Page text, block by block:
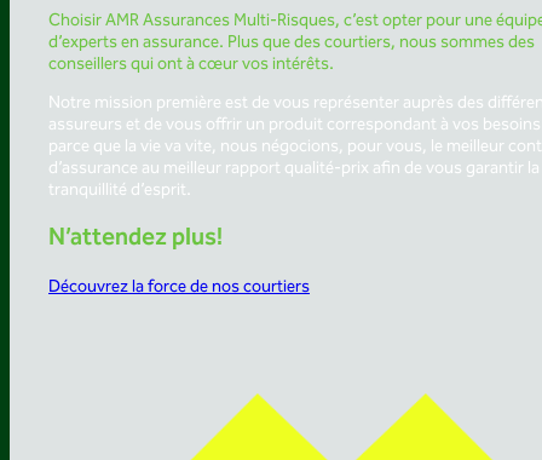
Choisir AMR Assurances Multi-Risques, c’est opter pour une
d’experts en assurance. Plus que des courtiers, nous sommes des
conseillers qui ont à cœur vos intérêts.
Notre mission première est de vous représenter auprès des
assureurs et de vous offrir un produit correspondant à vos
parce que la vie va vite, nous négocions, pour vous, le meilleur
d’assurance au meilleur rapport qualité-prix afin de vous garantir la
tranquillité d’esprit.
N’attendez plus!
Découvrez la force de nos courtiers